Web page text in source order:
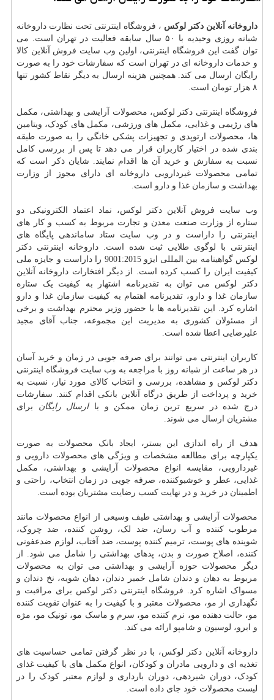
داروخانه آنلاین دکتر لوکس ، فروشگاه اینترنتی تحت نظارت داروخانه
شبانه روزی وحیدیه با ۵۰ سال سابقه فعالیت در تهران است. می
توان گفت این فروشگاه اینترنتی، اولین وب سایت فروش آنلاین کالا
و خدمات داروخانه ای در تهران است که سفارشات خود را به صورت
رایگان ارسال می کند. همچنین هزینه ارسال به دیگر نقاط کشور تنها
۸ هزار تومان است.
فروشگاه اینترنتی دکتر لوکس، محصولات آرایشی و بهداشتی، مکمل
های رژیمی و غذایی، مکمل های ورزشی، مکمل های کودک، ویتامین
ها، محصولات ارتوپدی و تجهیزات پشکی خانگی را به صورت طبقه
بندی شده در اختیار کاربران قرار می دهد تا پس از بررسی کامل
نسبت به سفارش و خرید آن ها اقدام نمایند. شایان ذکر است که
تمامی محصولات غیردارویی داروخانه ای دارای مجوز از وزارت
بهداشت و سازمان غذا و دارو است.
وب سایت فروش آنلاین دکتر لوکس، نماد اعتماد الکترونیکی دو
ستاره از وزارت صنعت معدن و تجارت مربوط به کسب و کار های
اینترنتی را داراست و در وب سایت ستاد ساماندهی پایگاه های
اینترنتی با لوگوی طلایی ثبت شده است. داروخانه اینترنتی دکتر
لوکس گواهینامه بین المللی ایزو 9001:2015 را داراست و جایزه ملی
کیفیت ایران را کسب کرده است. از دیگر افتخارات داروخانه آنلاین
دکتر لوکس می توان به تقدیرنامه اشتهار به کیفیت یک ستاره
سازمان غذا و دارو، تقدیرنامه اهتمام به کیفیت سازمان غذا و دارو
اشاره کرد. این تقدیرنامه ها با حضور وزیر محترم بهداشت و برخی
از مسئولان کشوری به مدیریت این مجموعه، جناب آقای مجید
علیرضایی اعطا شده است.
کاربران اینترنتی می توانند برای صرفه جویی در زمان و خرید آسان
در هر ساعت از شبانه روز با مراجعه به وب سایت فروشگاه اینترنتی
دکتر لوکس و مشاهده، بررسی و انتخاب کالای مورد نیاز، نسبت به
خرید و پرداخت از طریق درگاه آنلاین بانکی اقدام کنند. سفارشات
درج شده در سریع ترین زمان ممکن و باارسال رایگان برای
مشتریان ارسال می شوند.
هدف از راه اندازی این بستر، ایجاد بانک محصولات به صورت
یکپارچه برای مطالعه مشخصات و ویژگی های محصولات دارویی و
غیردارویی، مقایسه انواع محصولات آرایشی و بهداشتی، مکمل
غذایی، عطر و خوشبوکننده، صرفه جویی در زمان انتخاب، راحتی و
اطمینان در خرید و در نهایت کسب رضایت مشتریان بوده است.
محصولات آرایشی و بهداشتی طیف وسیعی از انواع محصولات مانند
مرطوب کننده و آب رسان، ضد لک، روشن کننده، ضد چروک،
شوینده های پوست، ترمیم کننده پوست، ضد آفتاب، لوازم ضدعفونی
کننده، اصلاح صورت و بدن، پدهای بهداشتی را شامل می شود. از
دیگر محصولات حوزه آرایشی و بهداشتی می توان به محصولات
مربوط به دهان و دندان شامل خمیر دندان، دهان شویه، نخ دندان و
مسواک اشاره کرد. فروشگاه اینترنتی دکتر لوکس برای مراقبت و
نگهداری از مو، محصولات معتبر و با کیفیت را به عنوان تقویت کننده
مو، حالت دهنده مو، نرم کننده مو، سرم و ماسک مو، تونیک مو، مژه
و ابرو، لوسیون و شامپو ارائه می کند.
داروخانه آنلاین دکتر لوکس، با در نظر گرفتن تمامی حساسیت های
تغذیه ای و دارویی مادران و کودکان، انواع مکمل های با کیفیت غذای
کودک، دوران شیردهی، دوران بارداری و لوازم معتبر کودک را در
لیست محصولات خود جای داده است.